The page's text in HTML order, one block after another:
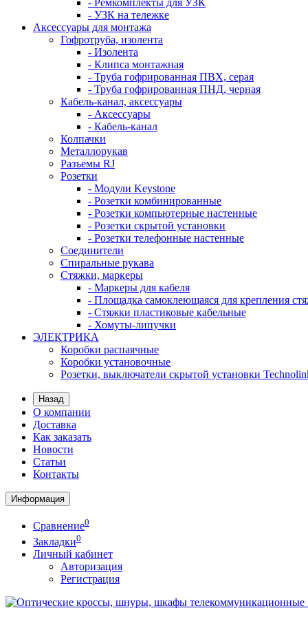
- Ремкомплекты для УЗК
- УЗК на тележке
Аксессуары для монтажа
Гофротруба, изолента
- Изолента
- Клипса монтажная
- Труба гофрированная ПВХ, серая
- Труба гофрированная ПНД, черная
Кабель-канал, аксессуары
- Аксессуары
- Кабель-канал
Колпачки
Металлорукав
Разъемы RJ
Розетки
- Модули Keystone
- Розетки комбинированные
- Розетки компьютерные настенные
- Розетки скрытой установки
- Розетки телефонные настенные
Соединители
Спиральные рукава
Стяжки, маркеры
- Маркеры для кабеля
- Площадка самоклеющаяся для крепления
- Стяжки пластиковые кабельные
- Хомуты-липучки
ЭЛЕКТРИКА
Коробки распаячные
Коробки установочные
Розетки, выключатели скрытой установки
Назад
О компании
Доставка
Как заказать
Новости
Статьи
Контакты
Информация
Сравнение0
Закладки0
Личный кабинет
Авторизация
Регистрация